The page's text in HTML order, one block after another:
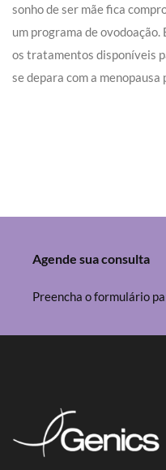
sonho de ser mãe fica
um programa de ovodoação.
os tratamentos disponíveis
se depara com a menopausa
Agende sua consulta
Preencha o formulário